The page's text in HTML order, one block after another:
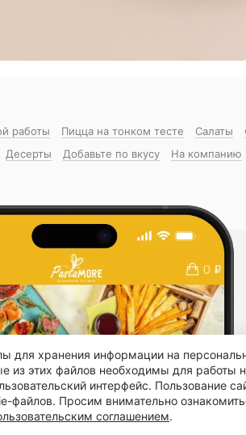
работы Пицца на тонком тесте Салаты
Десерты Добавьте по вкусу На компанию
для хранения информации на
из этих файлов необходимы для работы
интерфейс. Пользование
файлов. Просим внимательно
соглашением.